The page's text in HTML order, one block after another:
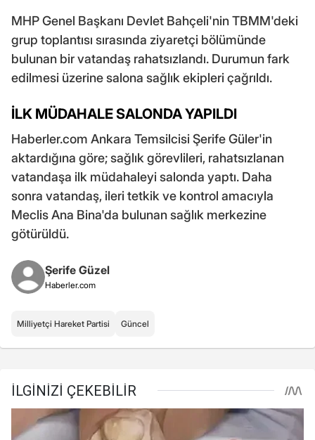
MHP Genel Başkanı Devlet Bahçeli'nin TBMM'deki
grup toplantısı sırasında ziyaretçi bölümünde
bulunan bir vatandaş rahatsızlandı. Durumun fark
edilmesi üzerine salona sağlık ekipleri çağrıldı.
İLK MÜDAHALE SALONDA YAPILDI
Haberler.com Ankara Temsilcisi Şerife Güler'in
aktardığına göre; sağlık görevlileri, rahatsızlanan
vatandaşa ilk müdahaleyi salonda yaptı. Daha
sonra vatandaş, ileri tetkik ve kontrol amacıyla
Meclis Ana Bina'da bulunan sağlık merkezine
götürüldü.
Şerife Güzel
Haberler.com
Milliyetçi Hareket Partisi Güncel